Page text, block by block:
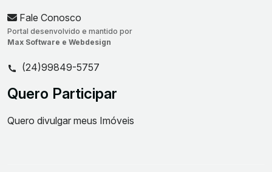
Fale Conosco
Portal desenvolvido e mantido por
Max Software e Webdesign
(24)99849-5757
Quero Participar
Quero divulgar meus Imóveis